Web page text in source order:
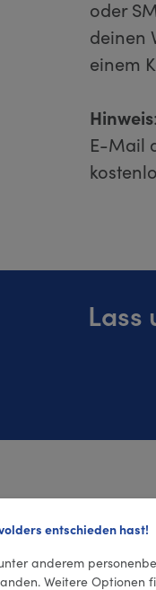
oder
deinen
einem
Hinweis
E-Mail
entschieden hast!
anderem
Weitere